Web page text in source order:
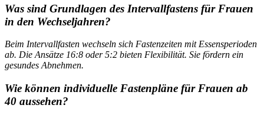
Was sind Grundlagen des Intervallfastens für Frauen
in den Wechseljahren?
Beim Intervallfasten wechseln sich Fastenzeiten mit Essensperioden
ab. Die Ansätze 16:8 oder 5:2 bieten Flexibilität. Sie fördern ein
gesundes Abnehmen.
Wie können individuelle Fastenpläne für Frauen ab
40 aussehen?